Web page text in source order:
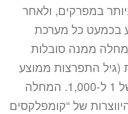
במפרקים, ולאחר
בכמעט כל מערכת
ממנה סובלות
(גיל התפרצות ממוצע
15-40) בשכיחות של 1 ל-1,000. המחלה
של “קומפלקסים